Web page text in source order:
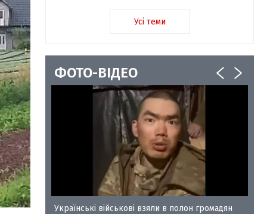
Усі теми
ФОТО-ВІДЕО
35
Українські військові взяли в полон громадян